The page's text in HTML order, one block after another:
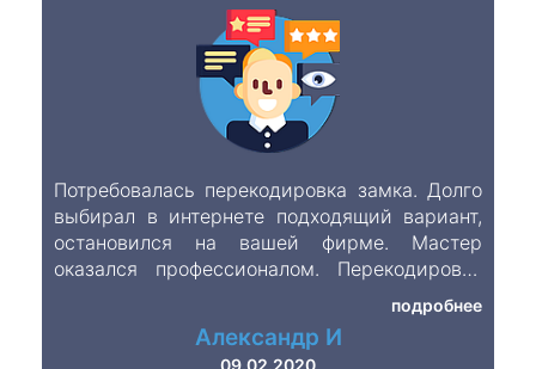
Потребовалась перекодировка замка. Долго
выбирал в интернете подходящий вариант,
остановился на вашей фирме. Мастер
оказался профессионалом. Перекодировку
произвёл быстро. Цена доступная. Фирма
подробнее
Александр И
09.02.2020